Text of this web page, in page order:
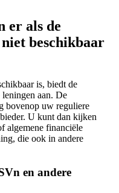
er als de
beschikbaar
is, biedt de
leningen aan. De
bovenop uw reguliere
U kunt dan kijken
algemene financiële
die ook in andere
en andere